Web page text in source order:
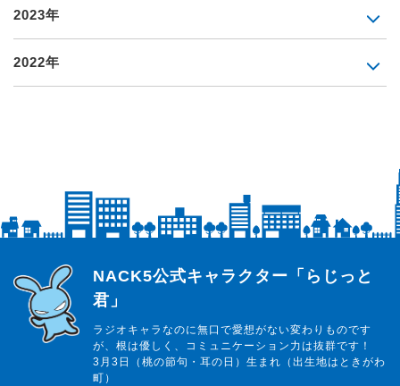
2023年
2022年
らじっと君
NACK5公式キャラクター「らじっと
君」
ラジオキャラなのに無口で愛想がない変わりものです
が、根は優しく、コミュニケーション力は抜群です！
3月3日（桃の節句・耳の日）生まれ（出生地はときがわ
町）